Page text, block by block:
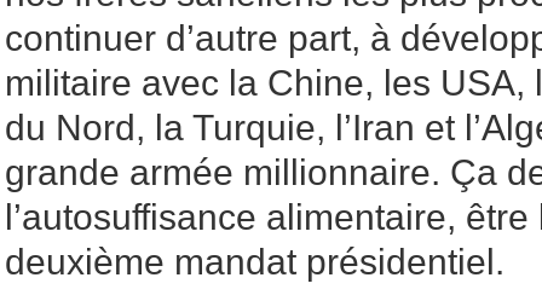
continuer d’autre part, à
militaire avec la Chine, les USA,
du Nord, la Turquie, l’Iran et
grande armée millionnaire. Ça
l’autosuffisance alimentaire,
deuxième mandat présidentiel.